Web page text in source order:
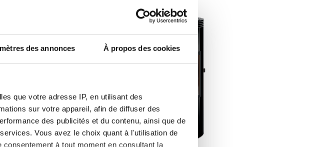
des annonces À propos des cookies
que votre adresse IP, en utilisant des
sur votre appareil, afin de diffuser des
des publicités et du contenu, ainsi que de
Vous avez le choix quant à l'utilisation de
à tout moment en consultant la